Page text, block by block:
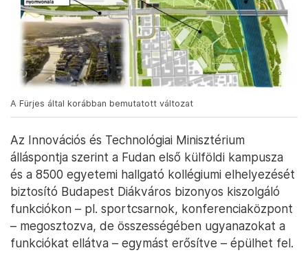
A Fürjes által korábban bemutatott változat
Az Innovációs és Technológiai Minisztérium
álláspontja szerint a Fudan első külföldi kampusza
és a 8500 egyetemi hallgató kollégiumi elhelyezését
biztosító Budapest Diákváros bizonyos kiszolgáló
funkciókon – pl. sportcsarnok, konferenciaközpont
– megosztozva, de összességében ugyanazokat a
funkciókat ellátva – egymást erősítve – épülhet fel.